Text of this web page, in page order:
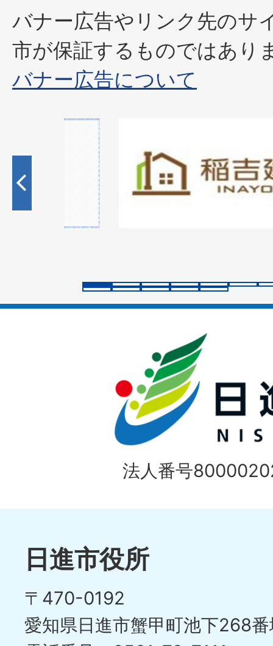
バナー広告やリンク先のサ
市が保証するものではあり
バナー広告について
枚
目
ラ
イ
法人番号
日進市役所
〒470-0192
愛知県日進市蟹甲町池下268